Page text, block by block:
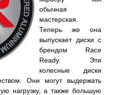
обычная
мастерская.
Теперь же она
выпускает диски с
брендом Race
Ready. Эти
колесные диски
Они могут выдержать
нагрузку, а также большую